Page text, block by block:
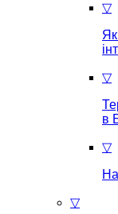
▽
▽
в
▽
▽